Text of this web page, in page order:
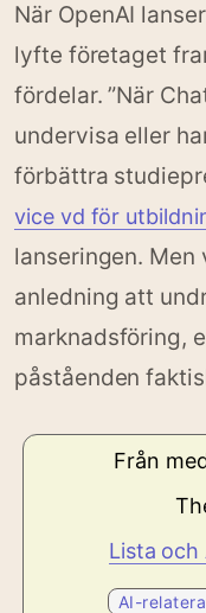
När OpenAI
lyfte företaget
fördelar. ”När
undervisa eller
förbättra
vice vd för
lanseringen. Men
anledning att
marknadsföring,
påståenden
Från
Lista och
AI-